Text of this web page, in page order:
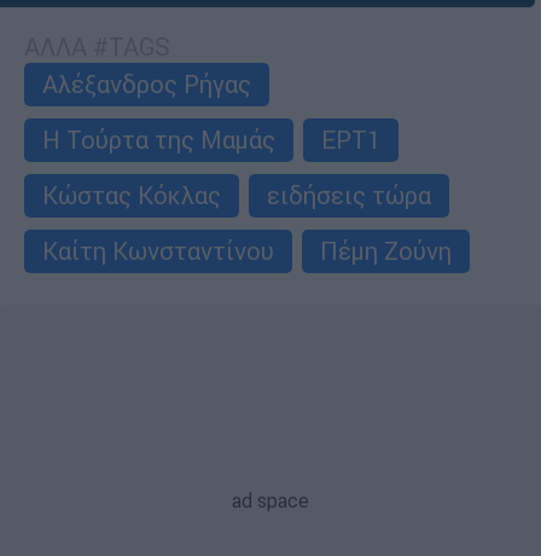
Αλέξανδρος Ρήγας
Η Τούρτα της Μαμάς
ΕΡΤ1
Κώστας Κόκλας
ειδήσεις τώρα
Καίτη Κωνσταντίνου
Πέμη Ζούνη